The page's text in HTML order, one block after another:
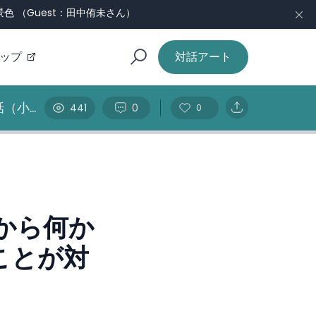
（Guest：田中侑未さん）
プ 対話アート
（小 441 0 0
ら何か
とが対